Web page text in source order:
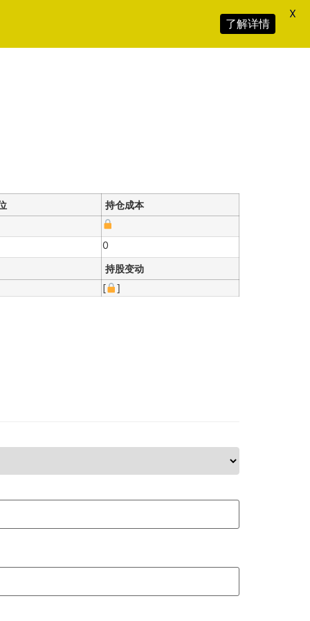
持仓成本
0
持股变动
[
]
了解详情
X